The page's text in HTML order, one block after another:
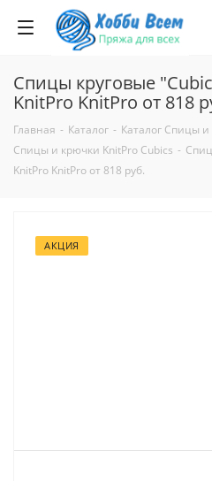
Спицы круговые
KnitPro KnitPro от 818
Главная - Каталог - Каталог Спицы
Спицы и крючки KnitPro Cubics -
KnitPro KnitPro от 818 руб.
АКЦИЯ